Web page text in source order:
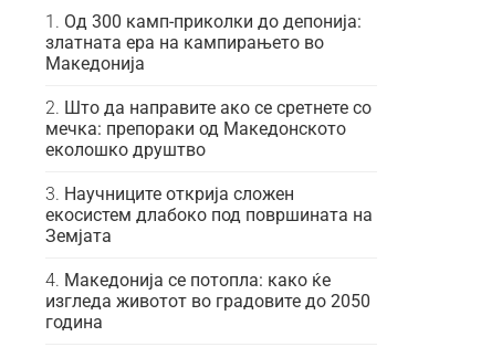
Од 300 камп-приколки до депонија:
златната ера на кампирањето во
Македонија
Што да направите ако се сретнете со
мечка: препораки од Македонското
еколошко друштво
Научниците открија сложен
екосистем длабоко под површината на
Земјата
Македонија се потопла: како ќе
изгледа животот во градовите до 2050
година